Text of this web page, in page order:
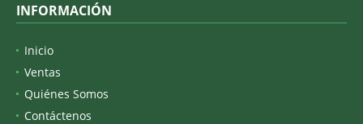
INFORMACIÓN
Inicio
Ventas
Quiénes Somos
Contáctenos